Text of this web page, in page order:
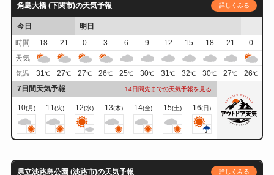
角島大橋 (下関市)の天気予報 詳しくみる
今日
明日
時間
18 21 0 3 6 9 12 15 18 21
0
天気
気温 31℃ 27℃ 27℃ 26℃ 25℃ 30℃ 31℃ 32℃ 30℃ 27℃ 26℃
7日間天気予報 14日間先までの天気予報を見る
10(月) 11(火) 12(水) 13(木) 14(金) 15(土) 16(日)
県立淡路島公園 (淡路市)の天気予報 詳しくみる